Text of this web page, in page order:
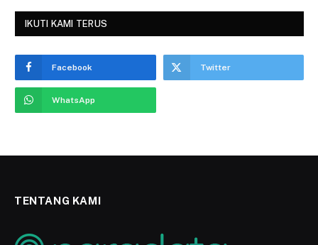
IKUTI KAMI TERUS
Facebook Twitter
WhatsApp
TENTANG KAMI